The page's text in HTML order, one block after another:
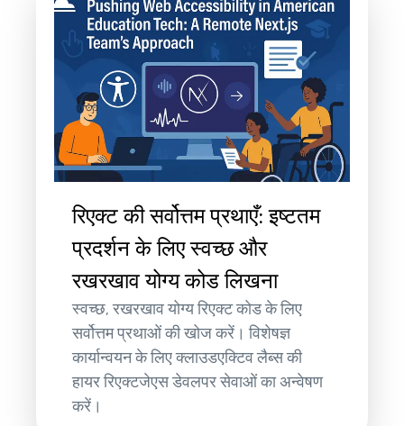
रिएक्ट की सर्वोत्तम प्रथाएँ: इष्टतम
प्रदर्शन के लिए स्वच्छ और
रखरखाव योग्य कोड लिखना
स्वच्छ, रखरखाव योग्य रिएक्ट कोड के लिए
सर्वोत्तम प्रथाओं की खोज करें। विशेषज्ञ
कार्यान्वयन के लिए क्लाउडएक्टिव लैब्स की
हायर रिएक्टजेएस डेवलपर सेवाओं का अन्वेषण
करें।